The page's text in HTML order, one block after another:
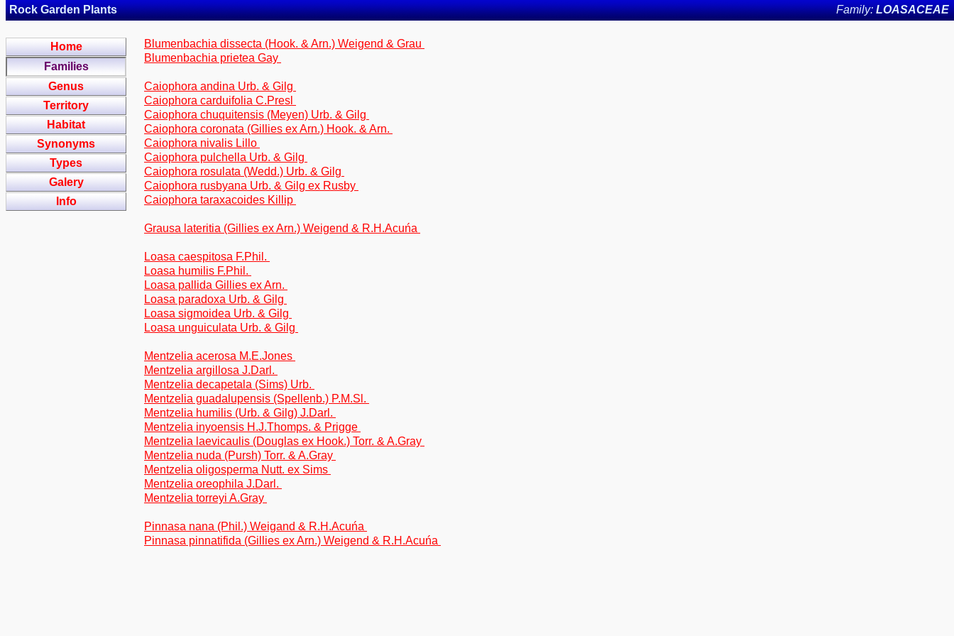
Rock Garden Plants Family:LOASACEAE
Home
Families
Genus
Territory
Habitat
Synonyms
Types
Galery
Info
Blumenbachia dissecta (Hook. & Arn.) Weigend & Grau
Blumenbachia prietea Gay
Caiophora andina Urb. & Gilg
Caiophora carduifolia C.Presl
Caiophora chuquitensis (Meyen) Urb. & Gilg
Caiophora coronata (Gillies ex Arn.) Hook. & Arn.
Caiophora nivalis Lillo
Caiophora pulchella Urb. & Gilg
Caiophora rosulata (Wedd.) Urb. & Gilg
Caiophora rusbyana Urb. & Gilg ex Rusby
Caiophora taraxacoides Killip
Grausa lateritia (Gillies ex Arn.) Weigend & R.H.Acuńa
Loasa caespitosa F.Phil.
Loasa humilis F.Phil.
Loasa pallida Gillies ex Arn.
Loasa paradoxa Urb. & Gilg
Loasa sigmoidea Urb. & Gilg
Loasa unguiculata Urb. & Gilg
Mentzelia acerosa M.E.Jones
Mentzelia argillosa J.Darl.
Mentzelia decapetala (Sims) Urb.
Mentzelia guadalupensis (Spellenb.) P.M.Sl.
Mentzelia humilis (Urb. & Gilg) J.Darl.
Mentzelia inyoensis H.J.Thomps. & Prigge
Mentzelia laevicaulis (Douglas ex Hook.) Torr. & A.Gray
Mentzelia nuda (Pursh) Torr. & A.Gray
Mentzelia oligosperma Nutt. ex Sims
Mentzelia oreophila J.Darl.
Mentzelia torreyi A.Gray
Pinnasa nana (Phil.) Weigand & R.H.Acuńa
Pinnasa pinnatifida (Gillies ex Arn.) Weigend & R.H.Acuńa